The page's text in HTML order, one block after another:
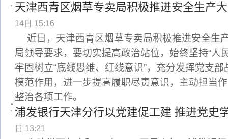
天津西青区烟草专卖局积极推进安全生产
14日 15:16
近日，天津西青区烟草专卖局积极推进安全生
局领导要求，要切实提高政治站位，始终坚持“人
牢固树立“底线思维、红线意识”，充分发挥党支
模范作用，进一步提高履职尽责意识，主动担当
整治各项工作。
浦发银行天津分行以党建促工建 推进党史
日 13:21